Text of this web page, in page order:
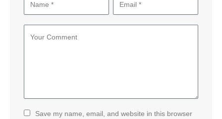
Save my name, email, and website in this browser